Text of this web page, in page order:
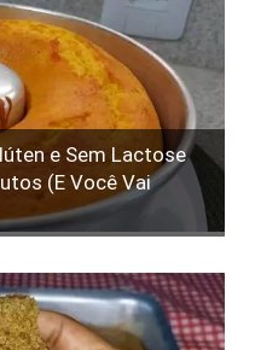
e Sem Lactose
(E Você Vai